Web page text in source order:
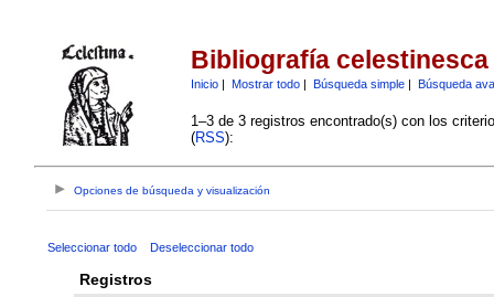
Bibliografía celestinesca
Inicio| Mostrar todo| Búsqueda simple| Búsqueda
1–3 de 3 registros encontrado(s) con los
(RSS):
Opciones de búsqueda y visualización
Seleccionar todo Deseleccionar todo
Registros